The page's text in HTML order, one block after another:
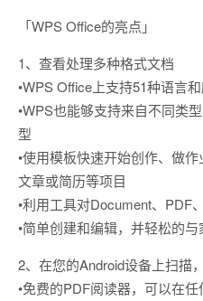
「WPS Office的亮点」
1、查看处理多种格式文档
•WPS Office上支持51种语言
•WPS也能够支持来自不同类
型
•使用模板快速开始创作、做
文章或简历等项目
•利用工具对Document、PDF
•简单创建和编辑，并轻松的
2、在您的Android设备上扫描
•免费的PDF阅读器，可以在